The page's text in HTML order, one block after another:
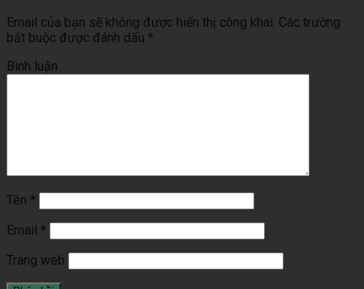
Email của bạn sẽ không được hiển thị công khai. Các trường
bắt buộc được đánh dấu *
Bình luận
Tên *
Email *
Trang web